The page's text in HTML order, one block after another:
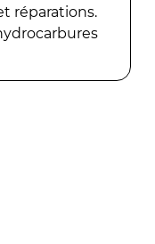
réparations.